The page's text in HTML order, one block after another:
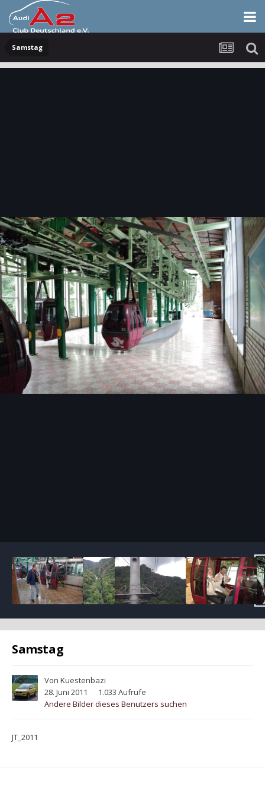
Samstag
Samstag
Von Kuestenbazi
28. Juni 2011
1.033 Aufrufe
Andere Bilder dieses Benutzers suchen
JT_2011